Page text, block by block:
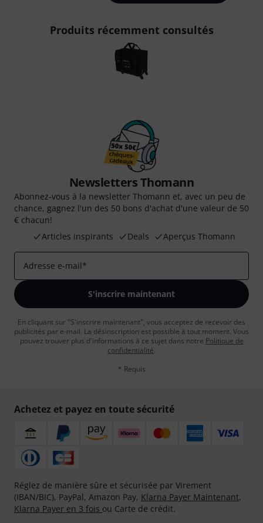
Produits récemment consultés
Newsletters Thomann
Abonnez-vous à la newsletter Thomann et, avec un peu de
chance, gagnez l'un des 50 bons d'achat d'une valeur de 50
€ chacun!
Articles inspirants
Deals Aperçus Thomann
Adresse e-mail*
S'inscrire maintenant
En cliquant sur "S'inscrire maintenant", vous acceptez de recevoir des
publicités par e-mail. La désinscription est possible à tout moment. Vous
pouvez trouver plus d'informations à ce sujet dans notre Politique de
confidentialité.
* Requis
Achetez et payez en toute sécurité
Réglez de manière sûre et sécurisée par Virement
(IBAN/BIC), PayPal, Amazon Pay, Klarna Payer Maintenant,
Klarna Payer en 3 fois ou Carte de crédit.